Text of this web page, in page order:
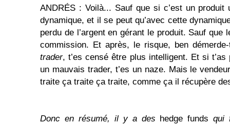
ANDRÉS : Voilà... Sauf que si c’est un
dynamique, et il se peut qu’avec cette
perdu de l’argent en gérant le produit. Sauf que
commission. Et après, le risque, ben
trader, t’es censé être plus intelligent. Et si t’as
un mauvais trader, t’es un naze. Mais le
traite ça traite ça traite, comme ça il récupère
Donc en résumé, il y a des hedge funds qui